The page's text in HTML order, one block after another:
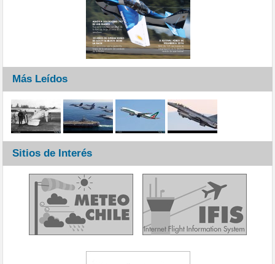
Más Leídos
Sitios de Interés